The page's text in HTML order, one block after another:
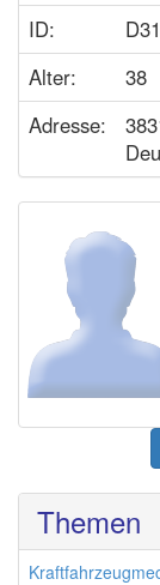
ID:
Alter:
38
Adresse:
Themen